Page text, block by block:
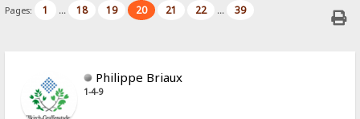
Pages: 1 ... 18 19 20 21 22 ... 39
Philippe Briaux
1-4-9